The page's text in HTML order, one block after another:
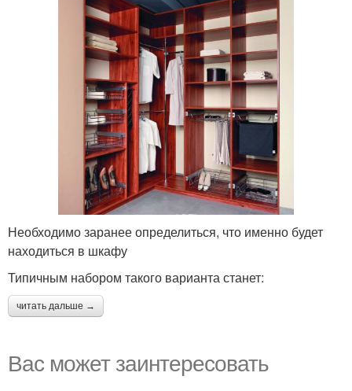
Необходимо заранее определиться, что именно будет
находиться в шкафу
Типичным набором такого варианта станет:
читать дальше →
Вас может заинтересовать